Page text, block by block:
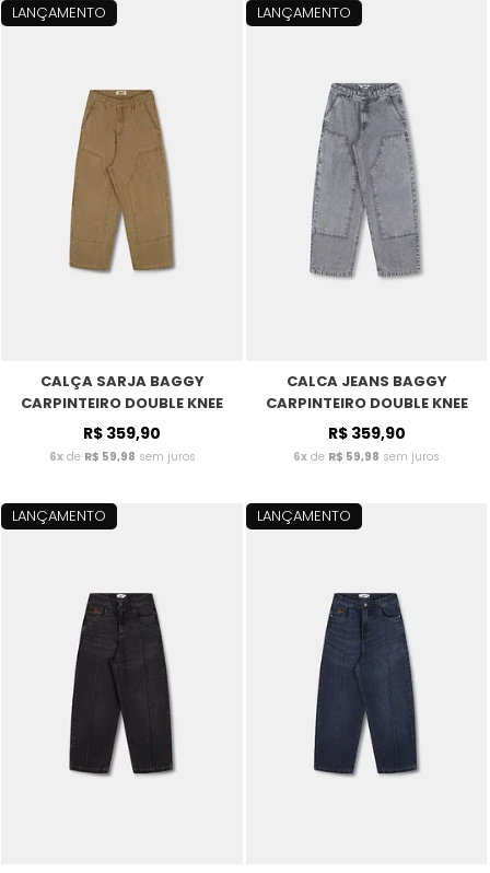
LANÇAMENTO
CALÇA SARJA BAGGY
CARPINTEIRO DOUBLE KNEE
FERRUGEM
R$ 359,90
6xde R$ 59,98 sem juros
LANÇAMENTO
CALCA JEANS BAGGY
CARPINTEIRO DOUBLE KNEE
GRAY
R$ 359,90
6x de R$ 59,98 sem juros
LANÇAMENTO LANÇAMENTO